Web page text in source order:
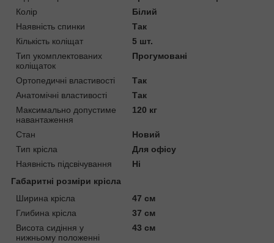
Колір
Білий
Наявність спинки
Так
Кількість коліщат
5 шт.
Тип укомплектованих
коліщаток
Прогумовані
Ортопедичні властивості
Так
Анатомічні властивості
Так
Максимально допустиме
навантаження
120 кг
Стан
Новий
Тип крісла
Для офісу
Наявність підсвічування
Ні
Габаритні розміри крісла
Ширина крісла
47 см
Глибина крісла
37 см
Висота сидіння у
нижньому положенні
43 см